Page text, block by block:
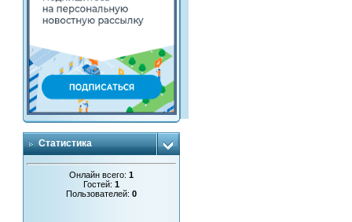
Статистика
Онлайн всего:1
Гостей:1
Пользователей:0